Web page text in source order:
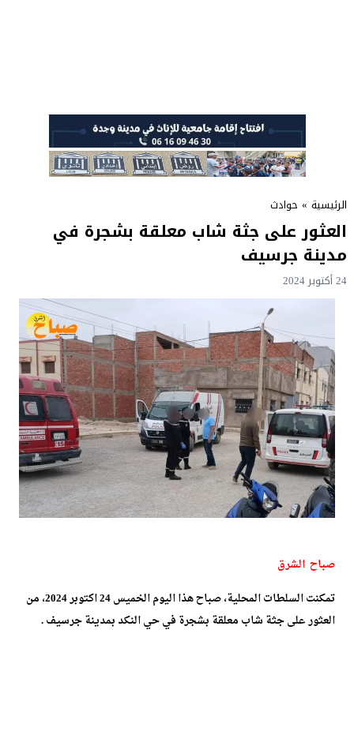
الرئيسية » حوادث
العثور على جثة شاب معلقة بشجرة في
مدينة جرسيف
24 أكتوبر 2024
صباح الشرق
تمكنت السلطات المحلية، صباح هذا اليوم الخميس 24 اكتوبر 2024، من
العثور على جثة شاب معلقة بشجرة في حي النكد بمدينة جرسيف .